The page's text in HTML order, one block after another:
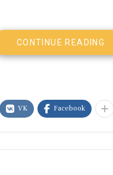
ciudadanos de Rusia!
alféreces y tenientes!
CONTINUE READING
VK Facebook